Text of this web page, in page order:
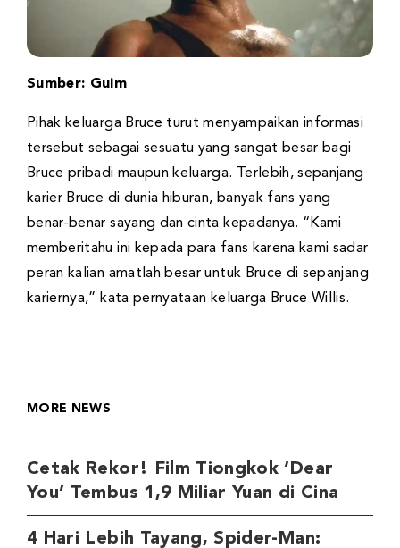
Sumber: Guim
Pihak keluarga Bruce turut menyampaikan informasi
tersebut sebagai sesuatu yang sangat besar bagi
Bruce pribadi maupun keluarga. Terlebih, sepanjang
karier Bruce di dunia hiburan, banyak fans yang
benar-benar sayang dan cinta kepadanya. “Kami
memberitahu ini kepada para fans karena kami sadar
peran kalian amatlah besar untuk Bruce di sepanjang
kariernya,” kata pernyataan keluarga Bruce Willis.
MORE NEWS
Cetak Rekor! Film Tiongkok ‘Dear
You’ Tembus 1,9 Miliar Yuan di Cina
4 Hari Lebih Tayang, Spider-Man: